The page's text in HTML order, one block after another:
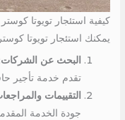
كيفية استئجار تويوتا كوستر إلى
يمكنك استئجار تويوتا
البحث عن الشركات
تقدم خدمة تأجير
التقييمات
جودة الخدمة